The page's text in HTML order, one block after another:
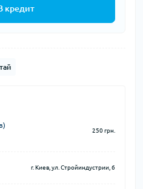
кредит
250 грн.
г. Киев, ул. Стройиндустрии, 6